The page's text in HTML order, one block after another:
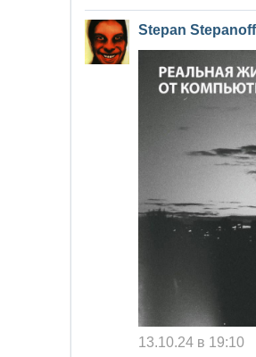
Stepan Stepanoff
13.10.24 в 19:10